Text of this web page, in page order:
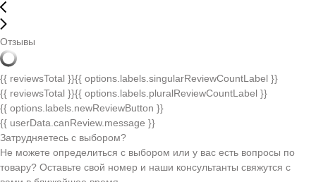
Отзывы
{{ reviewsTotal }}{{ options.labels.singularReviewCountLabel }}
{{ reviewsTotal }}{{ options.labels.pluralReviewCountLabel }}
{{ options.labels.newReviewButton }}
{{ userData.canReview.message }}
Затрудняетесь с выбором?
Не можете определиться с выбором или у вас есть вопросы по
товару? Оставьте свой номер и наши консультанты свяжутся с